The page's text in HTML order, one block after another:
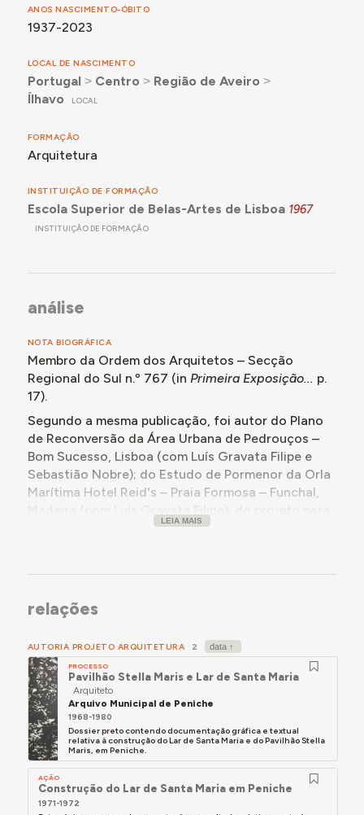
ANOS NASCIMENTO-ÓBITO
1937-2023
LOCAL DE NASCIMENTO
Portugal ˃ Centro ˃ Região de Aveiro ˃
Ílhavo
LOCAL
FORMAÇÃO
Arquitetura
INSTITUIÇÃO DE FORMAÇÃO
Escola Superior de Belas-Artes de Lisboa 1967
INSTITUIÇÃO DE FORMAÇÃO
análise
NOTA BIOGRÁFICA
Membro da Ordem dos Arquitetos – Secção
Regional do Sul n.º 767 (in Primeira Exposição... p.
17).
Segundo a mesma publicação, foi autor do Plano
de Reconversão da Área Urbana de Pedrouços –
Bom Sucesso, Lisboa (com Luís Gravata Filipe e
Sebastião Nobre); do Estudo de Pormenor da Orla
Marítima Hotel Reid's – Praia Formosa – Funchal,
Madeira (com Luís Gravata Filipe); do projeto para
a Zona de Lazeres da Praia Formosa – Funchal,
De acordo com
falecimento do arquiteto, em fevereiro de 2023,
este foi autor de obras como o edifício dos Paços
do Concelho de Ílhavo e o Centro Cultural da
Gafanha da Nazaré, a modernização do Jardim
Henriqueta Maia e a reconversão do antigo
edifício dos Bombeiros Voluntários de Ílhavo
(também da sua autoria) em Centro de
Religiosidade Marítima.
Na mesma data, oGoverno Regional da Madeira
aprovou um voto de pesar
LEIA MAIS
relações
AUTORIA PROJETO ARQUITETURA 2
PROCESSO
Pavilhão Stella Maris e Lar de Santa Maria
Arquiteto
Arquivo Municipal de Peniche
1968-1980
Dossier preto contendo documentação gráfica e textual
relativa à construção do Lar de Santa Maria e do Pavilhão Stella
Maris, em Peniche.
AÇÃO
Construção do Lar de Santa Maria em Peniche
1971-1972